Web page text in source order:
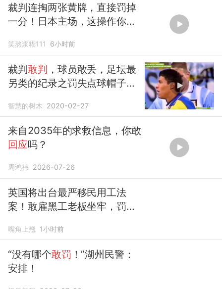
裁判连掏两张黄牌，直接罚掉
一分！日本主场，这操作你敢
笑熬浆糊111 6小时前
裁判敢判 ，球员敢丢，足坛最
另类的纪录之罚失点球帽子戏
智慧的树木 2020-02-27
来自2035年的求救信息，你敢
回应吗？
周鸿祎 2026-07-26
英国将出台最严移民用工法
案！敢雇黑工老板坐牢，罚全
嘴角上翘 1小时前
“没有哪个敢罚 ！”湖州民警：
安排！